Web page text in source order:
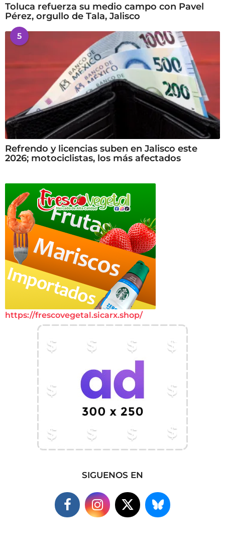
Toluca refuerza su medio campo con Pavel
Pérez, orgullo de Tala, Jalisco
5
Refrendo y licencias suben en Jalisco este
2026; motociclistas, los más afectados
https://frescovegetal.sicarx.shop/
SIGUENOS EN